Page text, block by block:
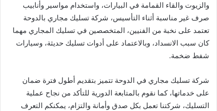
والزيوت والقاء القمامة في البيارات، واستخدام مواسير وأنابيب
صرف غير مناسبة أثناء التأسيس، شركة تسليك مجاري بالدوحة
تعتمد على نخبة من الفنيين، المتخصصين في تسليك المجاري مهما
كان سبب الانسداد، وبالاعتماد على أدوات تسليك حديثة، وسيارات
شفط ضخمة.
شركة تسليك مجاري في الدوحة تتميز بتقديم أطول فترة ضمان
على خدماتها، كما نقوم بالمتابعة الدورية للتأكد من نجاح عملية
التسليك، شركتنا تعمل بكل صدق وأمانة والتزام، يمكنكم التعرف